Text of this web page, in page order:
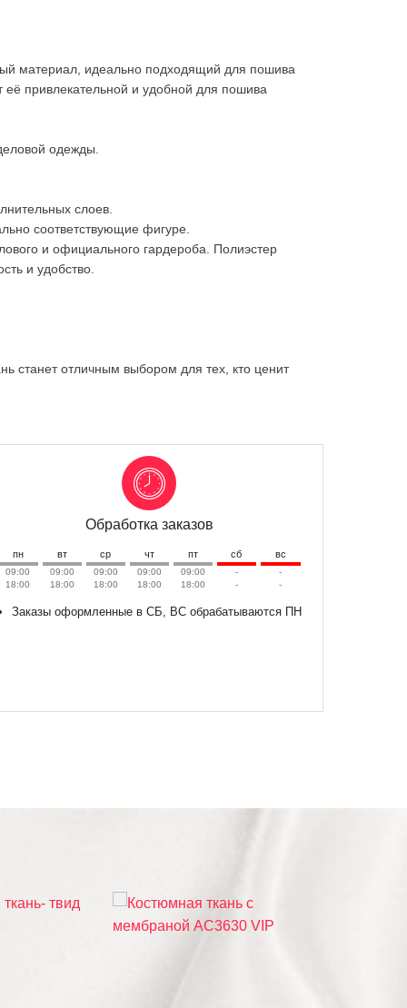
материал, идеально подходящий для пошива
её привлекательной и удобной для пошива
одежды.
слоев.
соответствующие фигуре.
и официального гардероба. Полиэстер
и удобство.
станет отличным выбором для тех, кто ценит
Обработка заказов
пн вт ср чт пт сб вс
09:00
18:00
09:00
18:00
09:00
18:00
09:00
18:00
09:00
18:00
-
-
-
-
Заказы оформленные в СБ, ВС обрабатываются ПН